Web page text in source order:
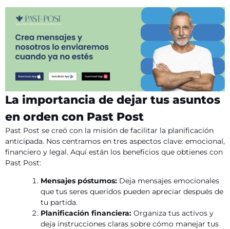
La importancia de dejar tus asuntos
en orden con Past Post
Past Post se creó con la misión de facilitar la planificación
anticipada. Nos centramos en tres aspectos clave: emocional,
financiero y legal. Aquí están los beneficios que obtienes con
Past Post:
Mensajes póstumos: Deja mensajes emocionales
que tus seres queridos pueden apreciar después de
tu partida.
Planificación financiera: Organiza tus activos y
deja instrucciones claras sobre cómo manejar tus